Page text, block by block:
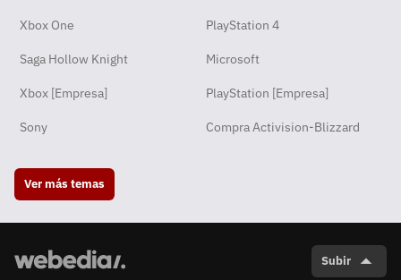
Xbox One PlayStation 4
Saga Hollow Knight Microsoft
Xbox [Empresa] PlayStation [Empresa]
Sony Compra Activision-Blizzard
Ver más temas
Subir